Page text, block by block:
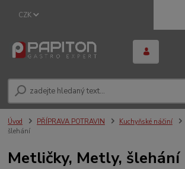
CZK
Úvod PŘÍPRAVA POTRAVIN Kuchyňské náčiní
šlehání
Metličky, Metly, šlehání